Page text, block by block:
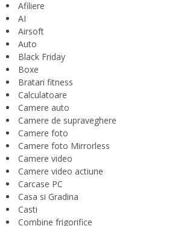
Afiliere
AI
Airsoft
Auto
Black Friday
Boxe
Bratari fitness
Calculatoare
Camere auto
Camere de supraveghere
Camere foto
Camere foto Mirrorless
Camere video
Camere video actiune
Carcase PC
Casa si Gradina
Casti
Combine frigorifice